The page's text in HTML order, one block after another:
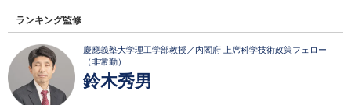
ランキング監修
慶應義塾大学理工学部教授／内閣府 上席科学技術政策フェロー
（非常勤）
鈴木秀男